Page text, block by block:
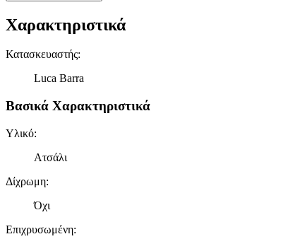
Χαρακτηριστικά
Κατασκευαστής:
Luca Barra
Βασικά Χαρακτηριστικά
Υλικό:
Ατσάλι
Δίχρωμη:
Όχι
Επιχρυσωμένη: